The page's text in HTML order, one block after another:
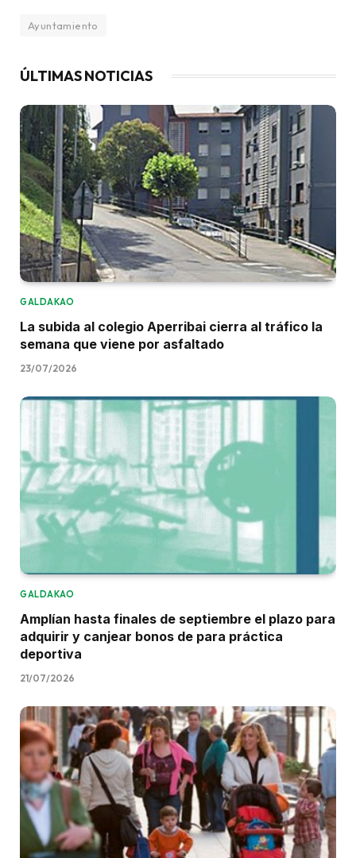
Ayuntamiento
ÚLTIMAS NOTICIAS
GALDAKAO
La subida al colegio Aperribai cierra al tráfico la
semana que viene por asfaltado
23/07/2026
GALDAKAO
Amplían hasta finales de septiembre el plazo para
adquirir y canjear bonos de para práctica
deportiva
21/07/2026